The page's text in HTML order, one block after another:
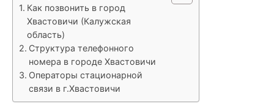
Как позвонить в город
Хвастовичи (Калужская
область)
Структура телефонного
номера в городе Хвастовичи
Операторы стационарной
связи в г.Хвастовичи